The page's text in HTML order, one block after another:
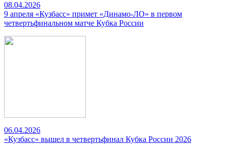
08.04.2026
9 апреля «Кузбасс» примет «Динамо-ЛО» в первом
четвертьфинальном матче Кубка России
06.04.2026
«Кузбасс» вышел в четвертьфинал Кубка России 2026